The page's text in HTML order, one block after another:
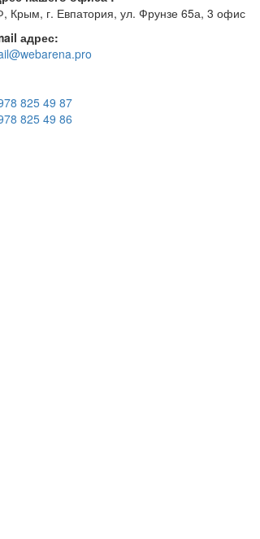
Крым, г. Евпатория, ул. Фрунзе 65а, 3 офис
адрес:
825 49 87
825 49 86